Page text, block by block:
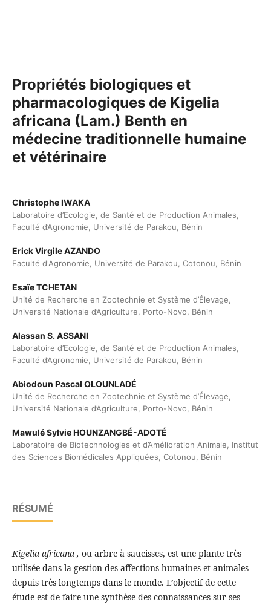
Propriétés biologiques et
pharmacologiques de Kigelia
africana (Lam.) Benth en
médecine traditionnelle humaine
et vétérinaire
Christophe IWAKA
Laboratoire d’Ecologie, de Santé et de Production Animales,
Faculté d’Agronomie, Université de Parakou, Bénin
Erick Virgile AZANDO
Faculté d'Agronomie, Université de Parakou, Cotonou, Bénin
Esaïe TCHETAN
Unité de Recherche en Zootechnie et Système d’Élevage,
Université Nationale d’Agriculture, Porto-Novo, Bénin
Alassan S. ASSANI
Laboratoire d’Ecologie, de Santé et de Production Animales,
Faculté d’Agronomie, Université de Parakou, Bénin
Abiodoun Pascal OLOUNLADÉ
Unité de Recherche en Zootechnie et Système d’Élevage,
Université Nationale d’Agriculture, Porto-Novo, Bénin
Mawulé Sylvie HOUNZANGBÉ-ADOTÉ
Laboratoire de Biotechnologies et d’Amélioration Animale, Institut
des Sciences Biomédicales Appliquées, Cotonou, Bénin
RÉSUMÉ
Kigelia africana , ou arbre à saucisses, est une plante très
utilisée dans la gestion des affections humaines et animales
depuis très longtemps dans le monde. L’objectif de cette
étude est de faire une synthèse des connaissances sur ses